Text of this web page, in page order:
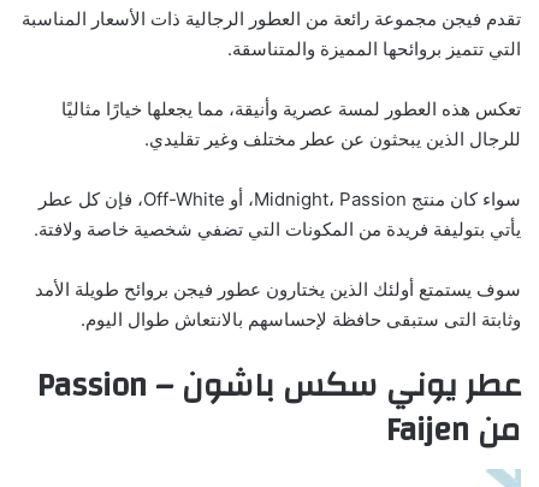
تقدم فيجن مجموعة رائعة من العطور الرجالية ذات الأسعار المناسبة
التي تتميز بروائحها المميزة والمتناسقة.
تعكس هذه العطور لمسة عصرية وأنيقة، مما يجعلها خيارًا مثاليًا
للرجال الذين يبحثون عن عطر مختلف وغير تقليدي.
سواء كان منتج Midnight، Passion، أو Off-White، فإن كل عطر
يأتي بتوليفة فريدة من المكونات التي تضفي شخصية خاصة ولافتة.
سوف يستمتع أولئك الذين يختارون عطور فيجن بروائح طويلة الأمد
وثابتة التى ستبقى حافظة لإحساسهم بالانتعاش طوال اليوم.
عطر يوني سكس باشون – Passion
من Faijen